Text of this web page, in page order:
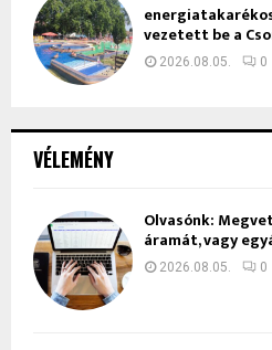
VÉLEMÉNY
Olvasónk:
áramát, vagy
2026.08.05. 0
vezetett be a
2026.08.05. 0